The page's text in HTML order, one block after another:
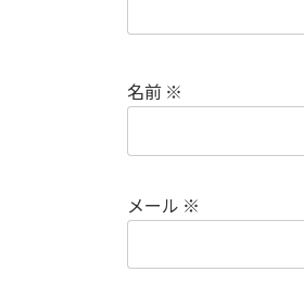
名前 ※
メール ※